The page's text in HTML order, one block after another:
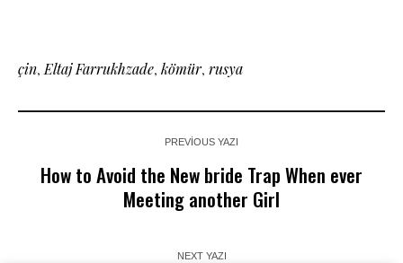
çin, Eltaj Farrukhzade, kömür, rusya
PREVIOUS YAZI
How to Avoid the New bride Trap When ever
Meeting another Girl
NEXT YAZI